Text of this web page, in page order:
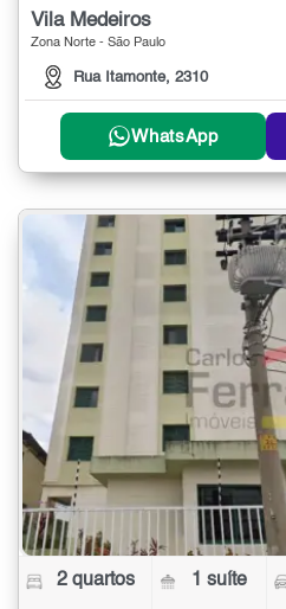
Vila Medeiros
Zona Norte - São Paulo
Rua Itamonte, 2310
WhatsApp
2 quartos 1 suíte